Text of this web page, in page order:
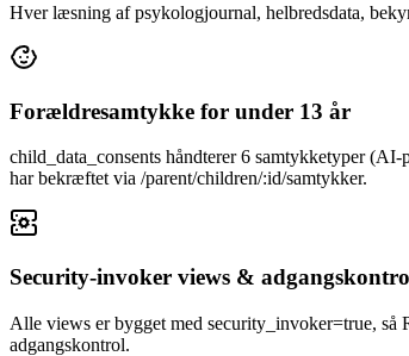
Hver læsning af psykologjournal, helbredsdata,
Forældresamtykke for under 13 år
child_data_consents håndterer 6 samtykketyper
har bekræftet via /parent/children/:id/samtykker.
Security-invoker views &
Alle views er bygget med security_invoker=true,
adgangskontrol.